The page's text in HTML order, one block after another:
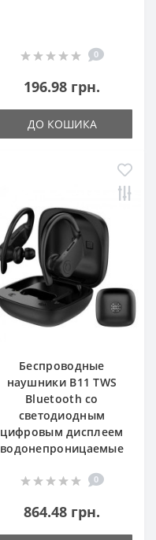
0
196.98 грн.
ДО КОШИКА
Беспроводные
наушники B11 TWS
Bluetooth со
светодиодным
цифровым дисплеем
водонепроницаемые
0
864.48 грн.